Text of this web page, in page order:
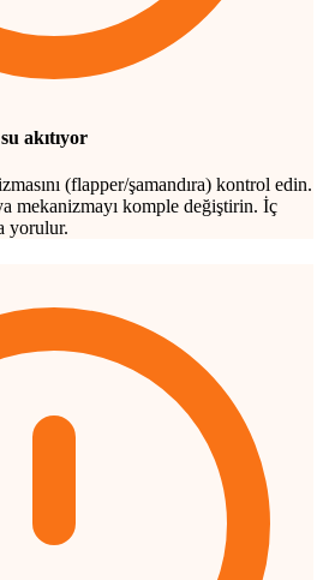
akıtıyor
(flapper/şamandıra) kontrol edin.
mekanizmayı komple değiştirin. İç
yorulur.